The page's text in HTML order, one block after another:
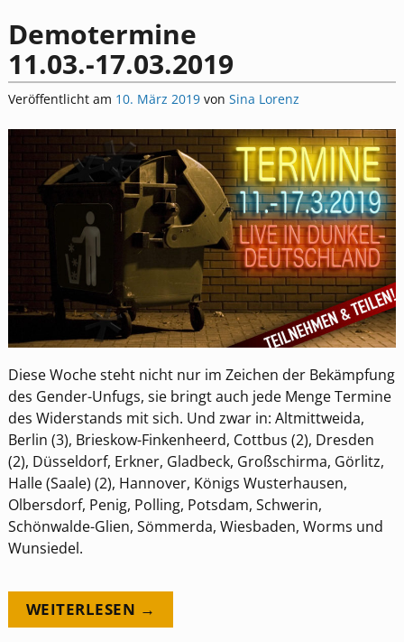
Demotermine
11.03.-17.03.2019
Veröffentlicht am 10. März 2019 von Sina Lorenz
Diese Woche steht nicht nur im Zeichen der Bekämpfung
des Gender-Unfugs, sie bringt auch jede Menge Termine
des Widerstands mit sich. Und zwar in: Altmittweida,
Berlin (3), Brieskow-Finkenheerd, Cottbus (2), Dresden
(2), Düsseldorf, Erkner, Gladbeck, Großschirma, Görlitz,
Halle (Saale) (2), Hannover, Königs Wusterhausen,
Olbersdorf, Penig, Polling, Potsdam, Schwerin,
Schönwalde-Glien, Sömmerda, Wiesbaden, Worms und
Wunsiedel.
WEITERLESEN →